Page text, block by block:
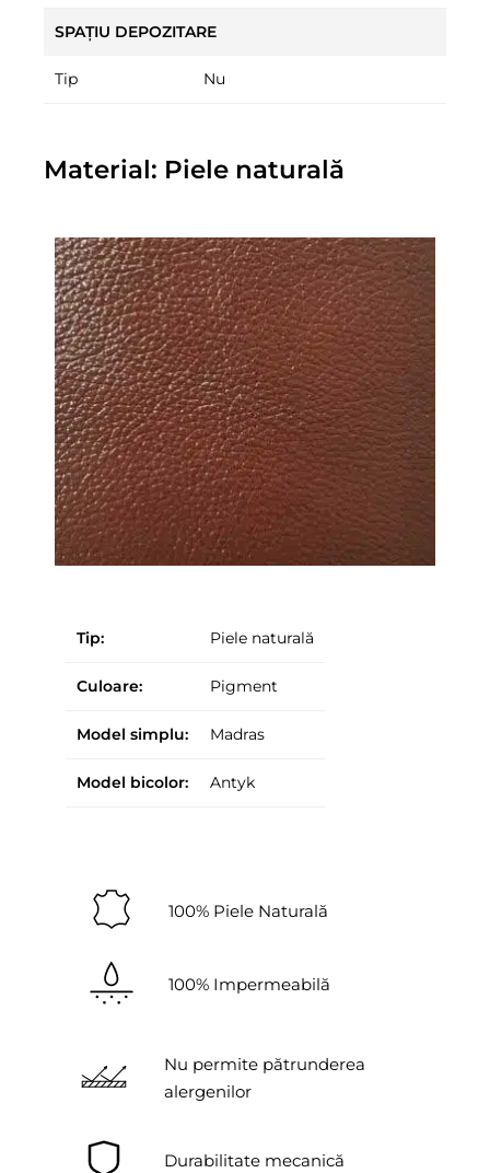
SPAȚIU DEPOZITARE
Tip Nu
Material: Piele naturală
Tip: Piele naturală
Culoare: Pigment
Model simplu: Madras
Model bicolor: Antyk
100% Piele Naturală
100% Impermeabilă
Nu permite pătrunderea
alergenilor
Durabilitate mecanică